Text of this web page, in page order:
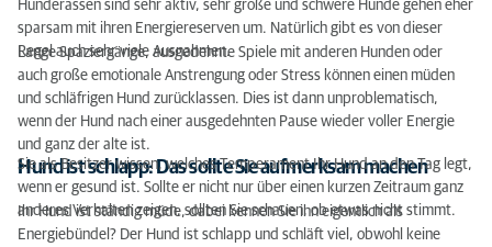
Hund ist schlapp: Mögliche Ursachen
Hund ist schlapp: Behandlung
Hunderassen sind sehr aktiv, sehr große und schwere Hunde gehen eher
sparsam mit ihren Energiereserven um. Natürlich gibt es von dieser
Regel auch sehr viele Ausnahmen.
Lange Spaziergänge, ausgedehnte Spiele mit anderen Hunden oder
auch große emotionale Anstrengung oder Stress können einen müden
und schläfrigen Hund zurücklassen. Dies ist dann unproblematisch,
wenn der Hund nach einer ausgedehnten Pause wieder voller Energie
und ganz der alte ist.
Hund ist schlapp: Das sollte Sie aufmerksam machen
Sie als Besitzer wissen, welches Temperament Ihr Hund an den Tag legt,
wenn er gesund ist. Sollte er nicht nur über einen kurzen Zeitraum ganz
anderes Verhalten zeigen, sollten Sie schauen, ob etwas nicht stimmt.
Ihr Hund ist ständig müde, dabei kennen Sie ihn eigentlich als
Energiebündel? Der Hund ist schlapp und schläft viel, obwohl keine